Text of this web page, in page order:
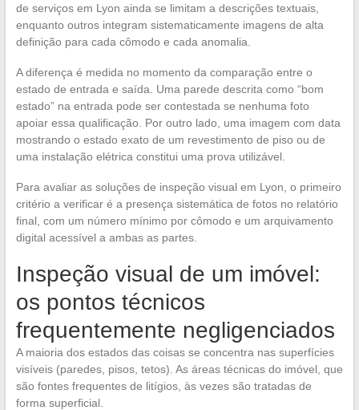
de serviços em Lyon ainda se limitam a descrições textuais,
enquanto outros integram sistematicamente imagens de alta
definição para cada cômodo e cada anomalia.
A diferença é medida no momento da comparação entre o
estado de entrada e saída. Uma parede descrita como “bom
estado” na entrada pode ser contestada se nenhuma foto
apoiar essa qualificação. Por outro lado, uma imagem com data
mostrando o estado exato de um revestimento de piso ou de
uma instalação elétrica constitui uma prova utilizável.
Para avaliar as soluções de inspeção visual em Lyon, o primeiro
critério a verificar é a presença sistemática de fotos no relatório
final, com um número mínimo por cômodo e um arquivamento
digital acessível a ambas as partes.
Inspeção visual de um imóvel:
os pontos técnicos
frequentemente negligenciados
A maioria dos estados das coisas se concentra nas superfícies
visíveis (paredes, pisos, tetos). As áreas técnicas do imóvel, que
são fontes frequentes de litígios, às vezes são tratadas de
forma superficial.